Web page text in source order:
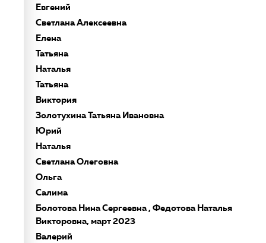
Евгений
Светлана Алексеевна
Елена
Татьяна
Наталья
Татьяна
Виктория
Золотухина Татьяна Ивановна
Юрий
Наталья
Светлана Олеговна
Ольга
Салима
Болотова Нина Сергеевна , Федотова Наталья
Викторовна, март 2023
Валерий